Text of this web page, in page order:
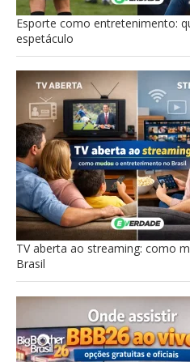
Esporte como entretenimento:
espetáculo
TV aberta ao streaming: como
Brasil